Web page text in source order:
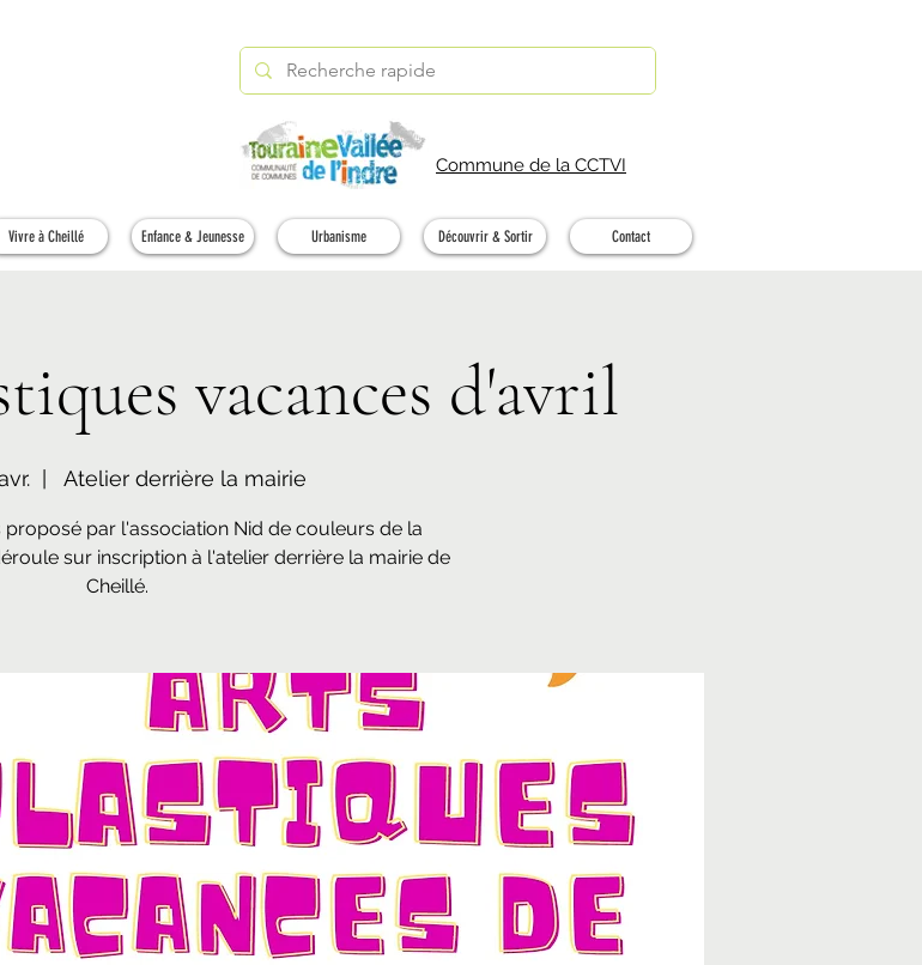
Commune de la CCTVI
Vivre à Cheillé Enfance & Jeunesse Urbanisme Découvrir & Sortir Contact
vacances d'avril
Atelier derrière la mairie
proposé par l'association Nid de couleurs de la
sur inscription à l'atelier derrière la mairie de
Cheillé.